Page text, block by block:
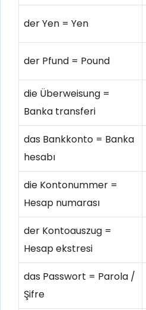
der Yen = Yen
der Pfund = Pound
die Überweisung =
Banka transferi
das Bankkonto = Banka
hesabı
die Kontonummer =
Hesap numarası
der Kontoauszug =
Hesap ekstresi
das Passwort = Parola /
Şifre